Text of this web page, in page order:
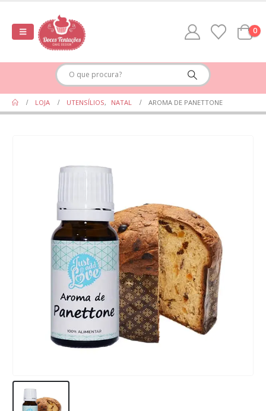
0
LOJA UTENSÍLIOS, NATAL AROMA DE PANETTONE